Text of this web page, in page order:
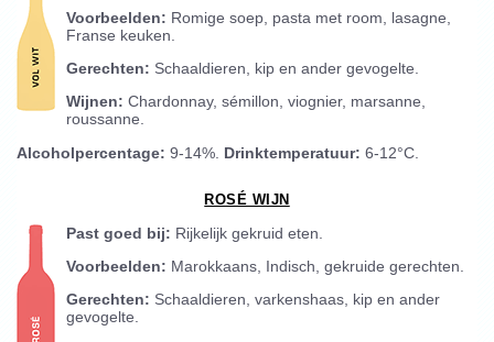
Voorbeelden: Romige soep, pasta met room, lasagne,
Franse keuken.
Gerechten: Schaaldieren, kip en ander gevogelte.
Wijnen: Chardonnay, sémillon, viognier, marsanne,
roussanne.
Alcoholpercentage: 9-14%. Drinktemperatuur: 6-12°C.
ROSÉ WIJN
Past goed bij: Rijkelijk gekruid eten.
Voorbeelden: Marokkaans, Indisch, gekruide gerechten.
Gerechten: Schaaldieren, varkenshaas, kip en ander
gevogelte.